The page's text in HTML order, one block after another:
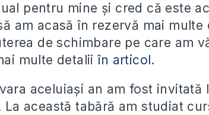
pentru mine și cred că este
am acasă în rezervă mai multe
de schimbare pe care am
multe detaliiîn articol .
aceluiași an am fost invitată
La această tabără am studiat